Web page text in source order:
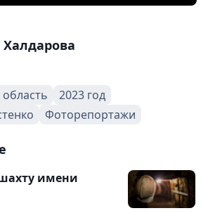
2023 год
Фоторепортажи
имени